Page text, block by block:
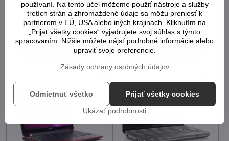
1
61,50 €
Do košíka
LED
1
61,50 €
Do košíka
používaní. Na tento účel môžeme použiť nástroje a služby
tretích strán a zhromaždené údaje sa môžu preniesť k
partnerom v EÚ, USA alebo iných krajinách. Kliknutím na
„Prijať všetky cookies“ vyjadrujete svoj súhlas s týmto
spracovaním. Nižšie môžete nájsť podrobné informácie alebo
upraviť svoje preferencie.
Zásady ochrany osobných údajov
Ukázať podrobnosti
Prijať všetky cookies
Odmietnuť všetko